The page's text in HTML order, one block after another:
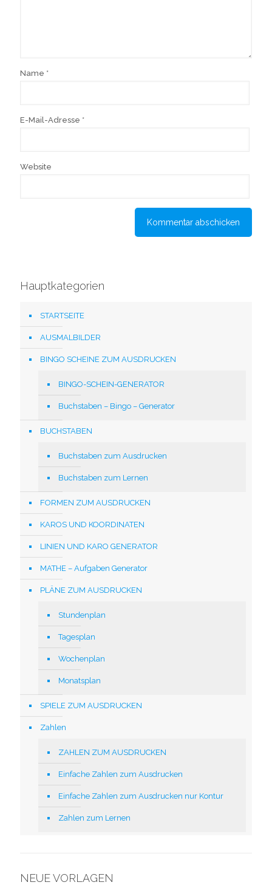
Name *
E-Mail-Adresse *
Website
Hauptkategorien
STARTSEITE
AUSMALBILDER
BINGO SCHEINE ZUM AUSDRUCKEN
BINGO-SCHEIN-GENERATOR
Buchstaben – Bingo – Generator
BUCHSTABEN
Buchstaben zum Ausdrucken
Buchstaben zum Lernen
FORMEN ZUM AUSDRUCKEN
KAROS UND KOORDINATEN
LINIEN UND KARO GENERATOR
MATHE – Aufgaben Generator
PLÄNE ZUM AUSDRUCKEN
Stundenplan
Tagesplan
Wochenplan
Monatsplan
SPIELE ZUM AUSDRUCKEN
Zahlen
ZAHLEN ZUM AUSDRUCKEN
Einfache Zahlen zum Ausdrucken
Einfache Zahlen zum Ausdrucken nur Kontur
Zahlen zum Lernen
NEUE VORLAGEN